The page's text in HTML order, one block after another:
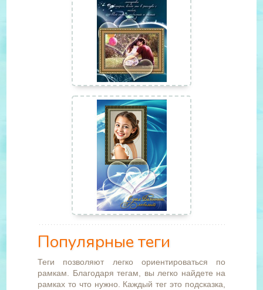
Популярные теги
Теги позволяют легко ориентироваться по
рамкам. Благодаря тегам, вы легко найдете на
рамках то что нужно. Каждый тег это подсказка,